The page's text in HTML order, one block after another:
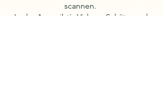
scannen.
In der App gibt´s Videos, Schätz- und